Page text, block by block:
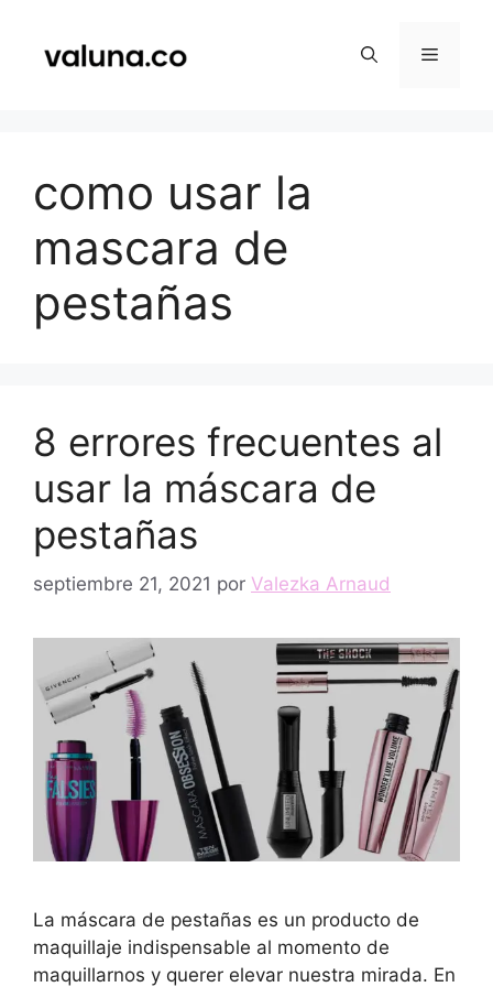
contenido
Menú
como usar la
mascara de
pestañas
8 errores frecuentes al
usar la máscara de
pestañas
septiembre 21, 2021 por Valezka Arnaud
La máscara de pestañas es un producto de
maquillaje indispensable al momento de
maquillarnos y querer elevar nuestra mirada. En